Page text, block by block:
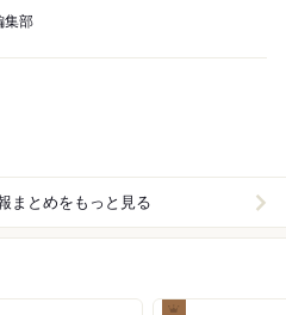
集部
まとめをもっと見る